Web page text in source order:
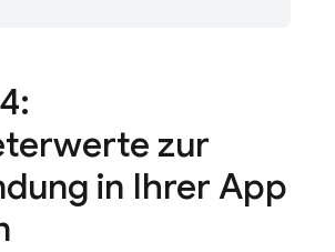
zur
in Ihrer App